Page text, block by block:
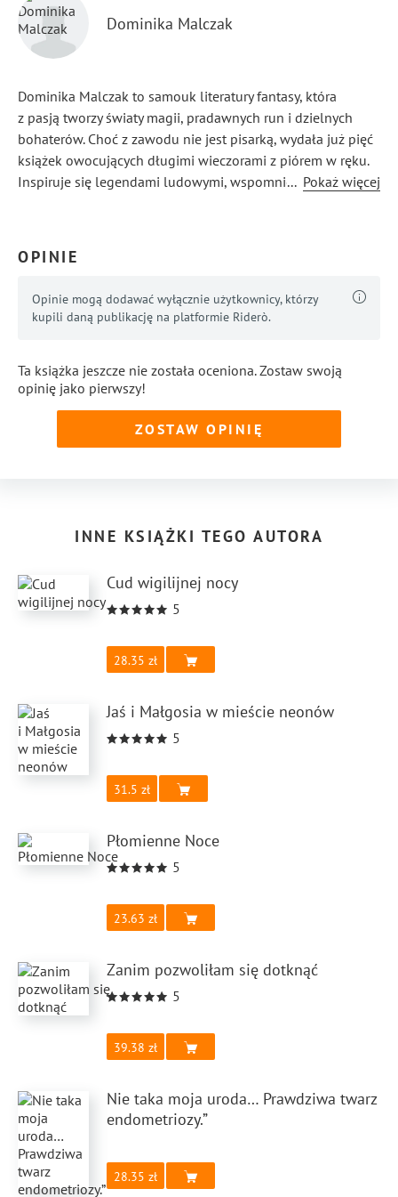
Dominika Malczak
Dominika Malczak to samouk literatury fantasy, która
z pasją tworzy światy magii, pradawnych run i dzielnych
bohaterów. Choć z zawodu nie jest pisarką, wydała już pięć
książek owocujących długimi wieczorami z piórem w ręku.
Inspiruje się legendami ludowymi, wspomnieniami
... Pokaż więcej
OPINIE
Opinie mogą dodawać wyłącznie użytkownicy, którzy
kupili daną publikację na platformie Riderò.
Ta książka jeszcze nie została oceniona. Zostaw swoją
opinię jako pierwszy!
ZOSTAW OPINIĘ
INNE KSIĄŻKI TEGO AUTORA
Cud wigilijnej nocy
5
28.35
Jaś i Małgosia w mieście neonów
5
31.5
Płomienne Noce
5
23.63
Zanim pozwoliłam się dotknąć
5
39.38
Nie taka moja uroda… Prawdziwa twarz
endometriozy.”
28.35